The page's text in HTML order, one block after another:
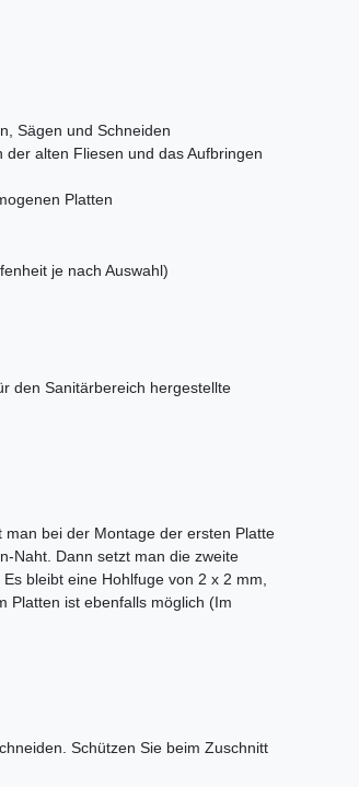
Sägen und Schneiden
alten Fliesen und das Aufbringen
Platten
je nach Auswahl)
den Sanitärbereich hergestellte
bei der Montage der ersten Platte
Naht. Dann setzt man die zweite
bleibt eine Hohlfuge von 2 x 2 mm,
Platten ist ebenfalls möglich (Im
Schützen Sie beim Zuschnitt